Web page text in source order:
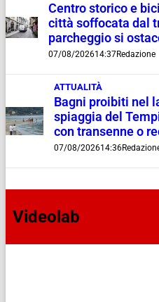
Centro storico e
città soffocata dal
parcheggio si
07/08/202614:37Redazione
ATTUALITÀ
Bagni proibiti nel
spiaggia del
con transenne o
07/08/202614:36
Videolab